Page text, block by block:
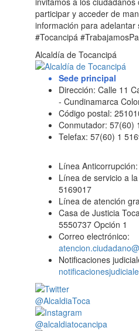
participar y acceder de
información para adelantar
#Tocancipá
Alcaldía de Tocancipá
Sede principal
Dirección: Calle 11
- Cundinamarca
Código postal:
Conmutador: 57(60)
Telefax: 57(60) 1
Línea
Línea de servicio a
5169017
Línea de atención
Casa de Justicia
5550737 Opción 1
Correo electrónico:
Notificaciones
@AlcaldiaToca
@alcaldiatocancipa